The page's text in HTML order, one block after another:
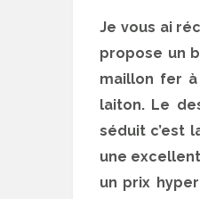
Je vous ai
propose un
maillon fer
laiton. Le
séduit c’est
une
un prix